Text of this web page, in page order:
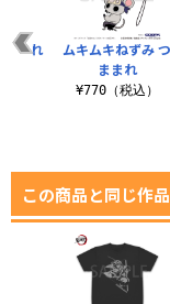
まれ
ムキムキねずみ つ
ままれ
¥770（税込）
この商品と同じ作